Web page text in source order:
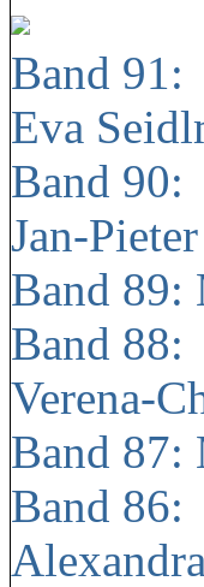
Band 91:
Eva
Band 90:
Jan-
Band 89:
Band 88:
Verena-
Band 87:
Band 86: